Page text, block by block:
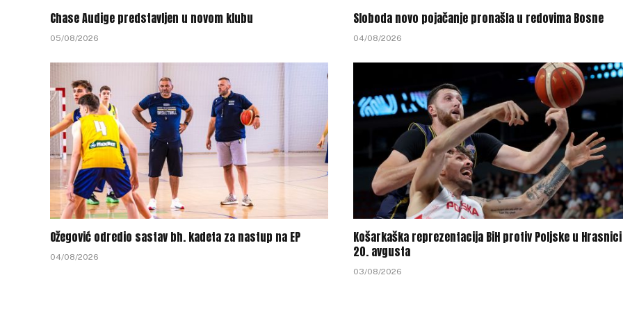
Chase Audige predstavljen u novom klubu
05/08/2026
Sloboda novo pojačanje pronašla u redovima Bosne
04/08/2026
Ožegović odredio sastav bh. kadeta za nastup na EP
04/08/2026
Košarkaška reprezentacija BiH protiv Poljske u Hrasnici
20. avgusta
03/08/2026